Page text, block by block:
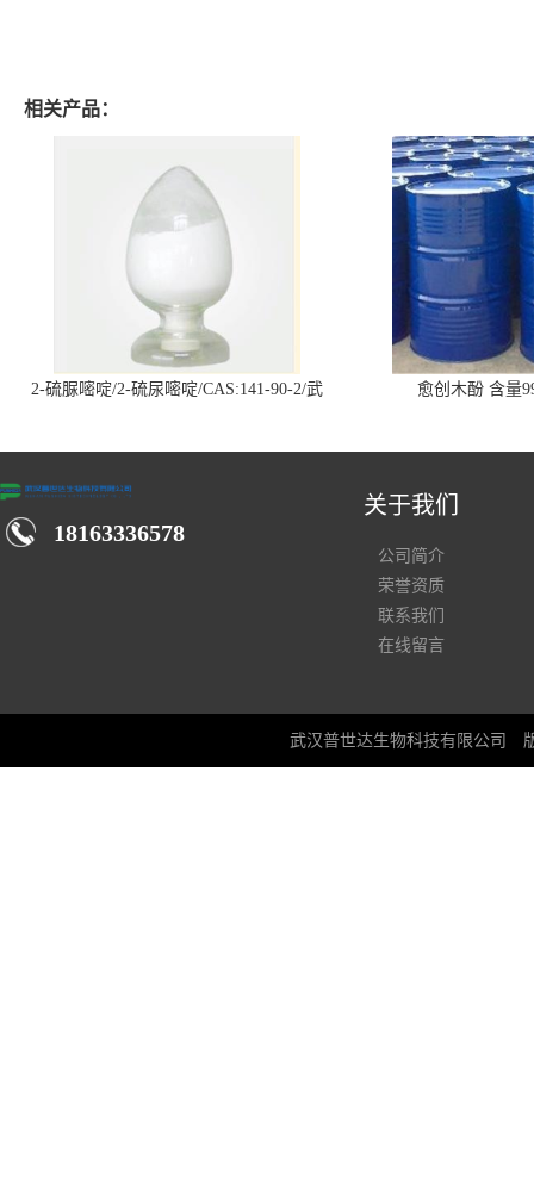
相关产品：
2-硫脲嘧啶/2-硫尿嘧啶/CAS:141-90-2/武
愈创木酚 含量
18163336578
关于我们
公司简介
荣誉资质
联系我们
在线留言
武汉普世达生物科技有限公司